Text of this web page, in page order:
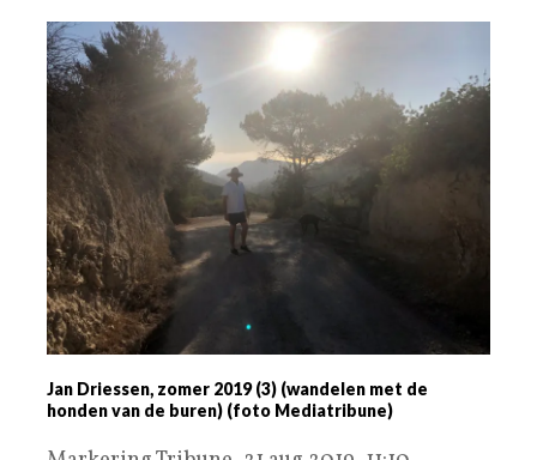
Jan Driessen, zomer 2019 (3) (wandelen met de
honden van de buren) (foto Mediatribune)